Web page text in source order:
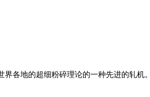
各地的超细粉碎理论的一种先进的轧机